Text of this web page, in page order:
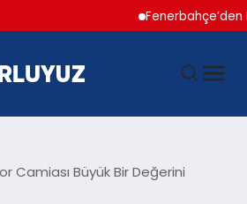
Fenerbahçe’den
Camiası Büyük Bir Değerini